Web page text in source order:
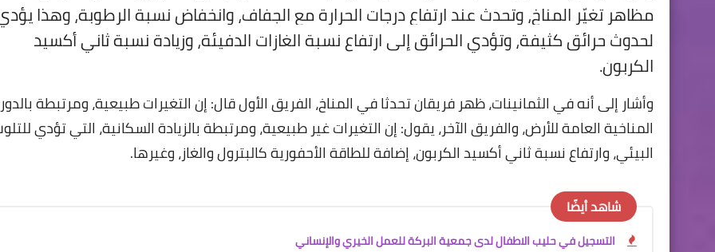
مظاهر تغيّر المناخ، وتحدث عند ارتفاع درجات الحرارة مع الجفاف، وانخفاض نسبة الرطوبة، وهذا
لحدوث حرائق كثيفة، وتؤدي الحرائق إلى ارتفاع نسبة الغازات الدفيئة، وزيادة نسبة ثاني أكسيد
الكربون.
وأشار إلى أنه في الثمانينات، ظهر فريقان تحدثا في المناخ، الفريق الأول قال: إن التغيرات طبيعية، ومرتبطة
المناخية العامة للأرض، والفريق الآخر، يقول: إن التغيرات غير طبيعية، ومرتبطة بالزيادة السكانية، التي تؤدي
البيئي، وارتفاع نسبة ثاني أكسيد الكربون، إضافة للطاقة الأحفورية كالبترول والغاز، وغيرها.
شاهد أيضًا
التسجيل في حليب الاطفال لدى جمعية البركة للعمل الخيري والإنساني